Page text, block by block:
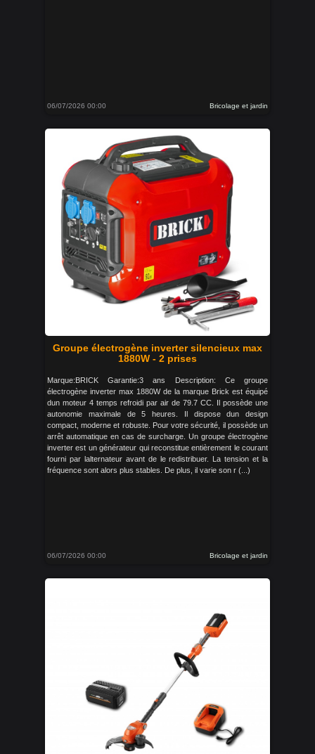
06/07/2026 00:00 Bricolage et jardin
Groupe électrogène inverter silencieux max
1880W - 2 prises
Marque:BRICK Garantie:3 ans Description: Ce groupe
électrogène inverter max 1880W de la marque Brick est équipé
dun moteur 4 temps refroidi par air de 79.7 CC. Il possède une
autonomie maximale de 5 heures. Il dispose dun design
compact, moderne et robuste. Pour votre sécurité, il possède un
arrêt automatique en cas de surcharge. Un groupe électrogène
inverter est un générateur qui reconstitue entièrement le courant
fourni par lalternateur avant de le redistribuer. La tension et la
fréquence sont alors plus stables. De plus, il varie son r (...)
06/07/2026 00:00 Bricolage et jardin